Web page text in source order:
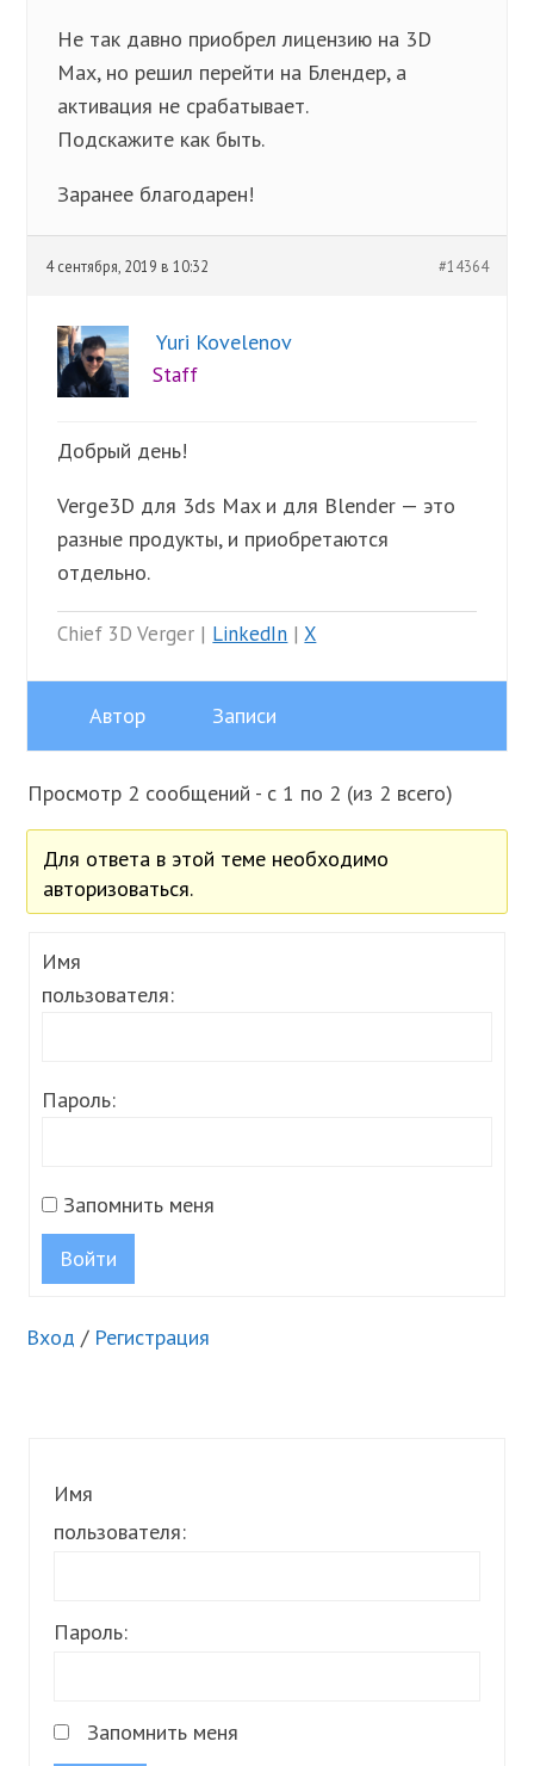
Не так давно приобрел лицензию на 3D
Max, но решил перейти на Блендер, а
активация не срабатывает.
Подскажите как быть.
Заранее благодарен!
4 сентября, 2019 в 10:32 #14364
Yuri Kovelenov
Staff
Добрый день!
Verge3D для 3ds Max и для Blender — это
разные продукты, и приобретаются
отдельно.
Chief 3D Verger | LinkedIn |X
Автор Записи
Просмотр 2 сообщений - с 1 по 2 (из 2 всего)
Для ответа в этой теме необходимо
авторизоваться.
Имя
пользователя:
Пароль:
Запомнить меня
Войти
Вход / Регистрация
Имя
пользователя:
Пароль:
Запомнить меня